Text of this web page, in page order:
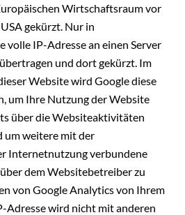
Wirtschaftsraum vor
gekürzt. Nur in
volle IP-Adresse an einen Server
und dort gekürzt. Im
Website wird Google diese
um Ihre Nutzung der Website
über die Websiteaktivitäten
um weitere mit der
Internetnutzung verbundene
dem Websitebetreiber zu
von Google Analytics von Ihrem
Adresse wird nicht mit anderen